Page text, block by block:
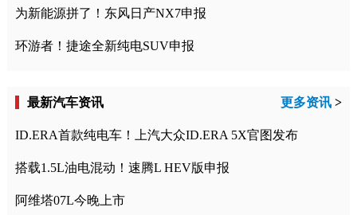
为新能源拼了！东风日产NX7申报
环游者！捷途全新纯电SUV申报
最新汽车资讯 更多资讯 >
ID.ERA首款纯电车！上汽大众ID.ERA 5X官图发布
搭载1.5L油电混动！速腾L HEV版申报
阿维塔07L今晚上市